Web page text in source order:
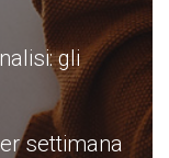
gli
settimana